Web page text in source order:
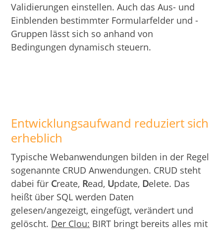
Validierungen einstellen. Auch das Aus- und
Einblenden bestimmter Formularfelder und -
Gruppen lässt sich so anhand von
Bedingungen dynamisch steuern.
Entwicklungsaufwand reduziert sich
erheblich
Typische Webanwendungen bilden in der Regel
sogenannte CRUD Anwendungen. CRUD steht
dabei für Create, Read, Update, Delete. Das
heißt über SQL werden Daten
gelesen/angezeigt, eingefügt, verändert und
gelöscht. Der Clou: BIRT bringt bereits alles mit